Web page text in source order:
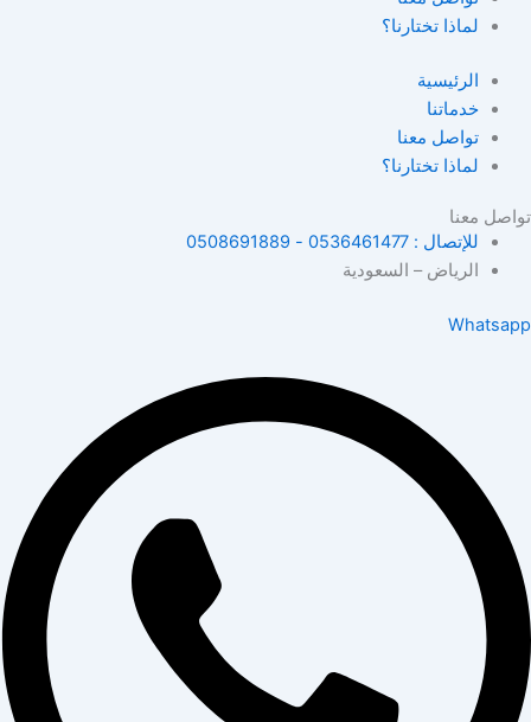
لماذا تختارنا؟
الرئيسية
خدماتنا
تواصل معنا
لماذا تختارنا؟
تواصل معنا
للإتصال : 0536461477 - 0508691889
الرياض – السعودية
Whatsapp